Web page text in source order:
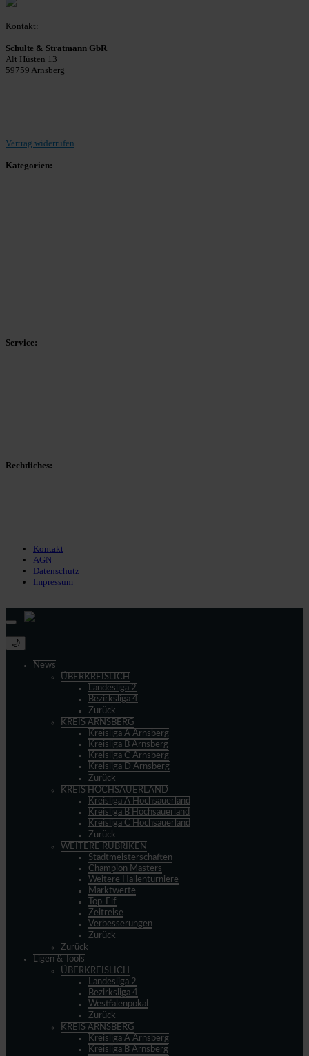
Kontakt:
Schulte & Stratmann GbR
Alt Hüsten 13
59759 Arnsberg
Vertrag widerrufen
Kategorien:
Service:
Rechtliches:
Kontakt
AGN
Datenschutz
Impressum
🌙
News
ÜBERKREISLICH
Landesliga 2
Bezirksliga 4
Zurück
KREIS ARNSBERG
Kreisliga A Arnsberg
Kreisliga B Arnsberg
Kreisliga C Arnsberg
Kreisliga D Arnsberg
Zurück
KREIS HOCHSAUERLAND
Kreisliga A Hochsauerland
Kreisliga B Hochsauerland
Kreisliga C Hochsauerland
Zurück
WEITERE RUBRIKEN
Stadtmeisterschaften
Champion Masters
Weitere Hallenturniere
Marktwerte
Top-Elf
Zeitreise
Verbesserungen
Zurück
Zurück
Ligen & Tools
ÜBERKREISLICH
Landesliga 2
Bezirksliga 4
Westfalenpokal
Zurück
KREIS ARNSBERG
Kreisliga A Arnsberg
Kreisliga B Arnsberg